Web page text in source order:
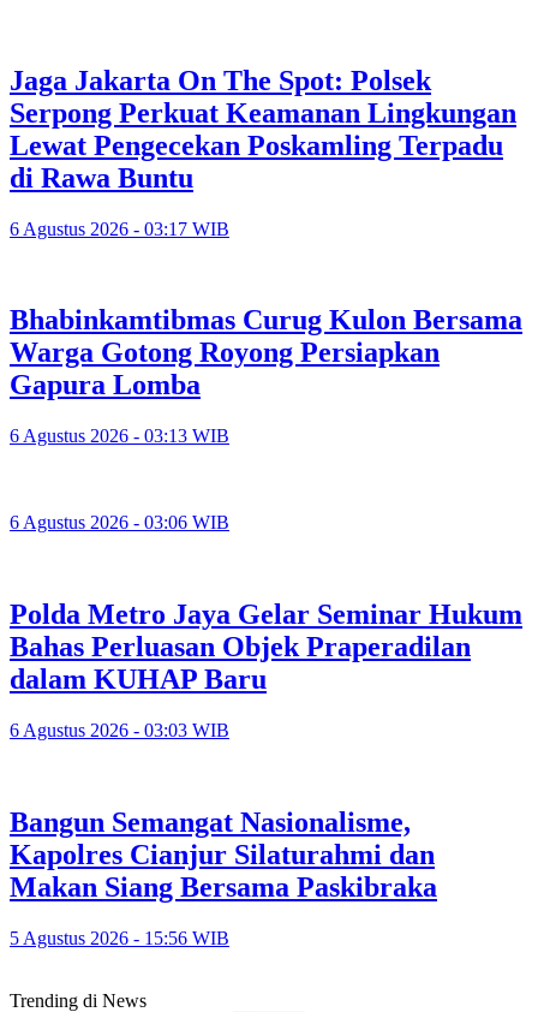
Jaga Jakarta On The Spot: Polsek
Serpong Perkuat Keamanan Lingkungan
Lewat Pengecekan Poskamling Terpadu
di Rawa Buntu
6 Agustus 2026 - 03:17 WIB
Bhabinkamtibmas Curug Kulon Bersama
Warga Gotong Royong Persiapkan
Gapura Lomba
6 Agustus 2026 - 03:13 WIB
6 Agustus 2026 - 03:06 WIB
Polda Metro Jaya Gelar Seminar Hukum
Bahas Perluasan Objek Praperadilan
dalam KUHAP Baru
6 Agustus 2026 - 03:03 WIB
Bangun Semangat Nasionalisme,
Kapolres Cianjur Silaturahmi dan
Makan Siang Bersama Paskibraka
5 Agustus 2026 - 15:56 WIB
Trending di News